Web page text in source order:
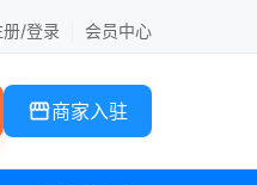
册/登录 会员中心
storefront商家入驻